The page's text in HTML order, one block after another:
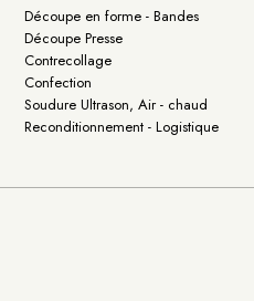
Découpe en forme - Bandes
Découpe Presse
Contrecollage
Confection
Soudure Ultrason, Air - chaud
Reconditionnement - Logistique